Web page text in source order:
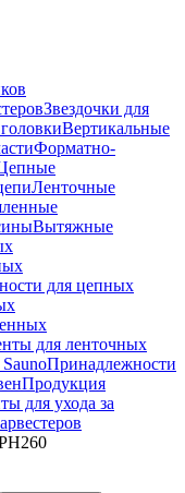
Звездочки для
Вертикальные
Форматно-
Ленточные
Вытяжные
для цепных
для ленточных
Принадлежности
Продукция
для ухода за